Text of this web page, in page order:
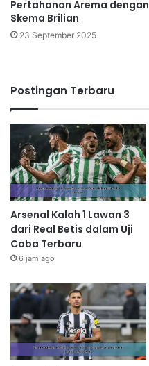
Pertahanan Arema dengan
Skema Brilian
23 September 2025
Postingan Terbaru
Arsenal Kalah 1 Lawan 3
dari Real Betis dalam Uji
Coba Terbaru
6 jam ago